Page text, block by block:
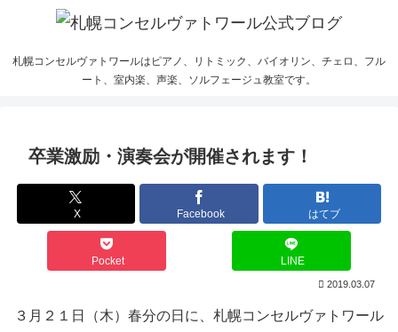
札幌コンセルヴァトワールはピアノ、リトミック、バイオリン、チェロ、フル
ート、室内楽、声楽、ソルフェージュ教室です。
卒業激励・演奏会が開催されます！
X Facebook はてブ
Pocket LINE
2019.03.07
３月２１日（木）春分の日に、札幌コンセルヴァトワール